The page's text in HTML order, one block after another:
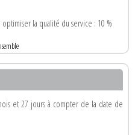
la qualité du service : 10 %
et 27 jours à compter de la date de